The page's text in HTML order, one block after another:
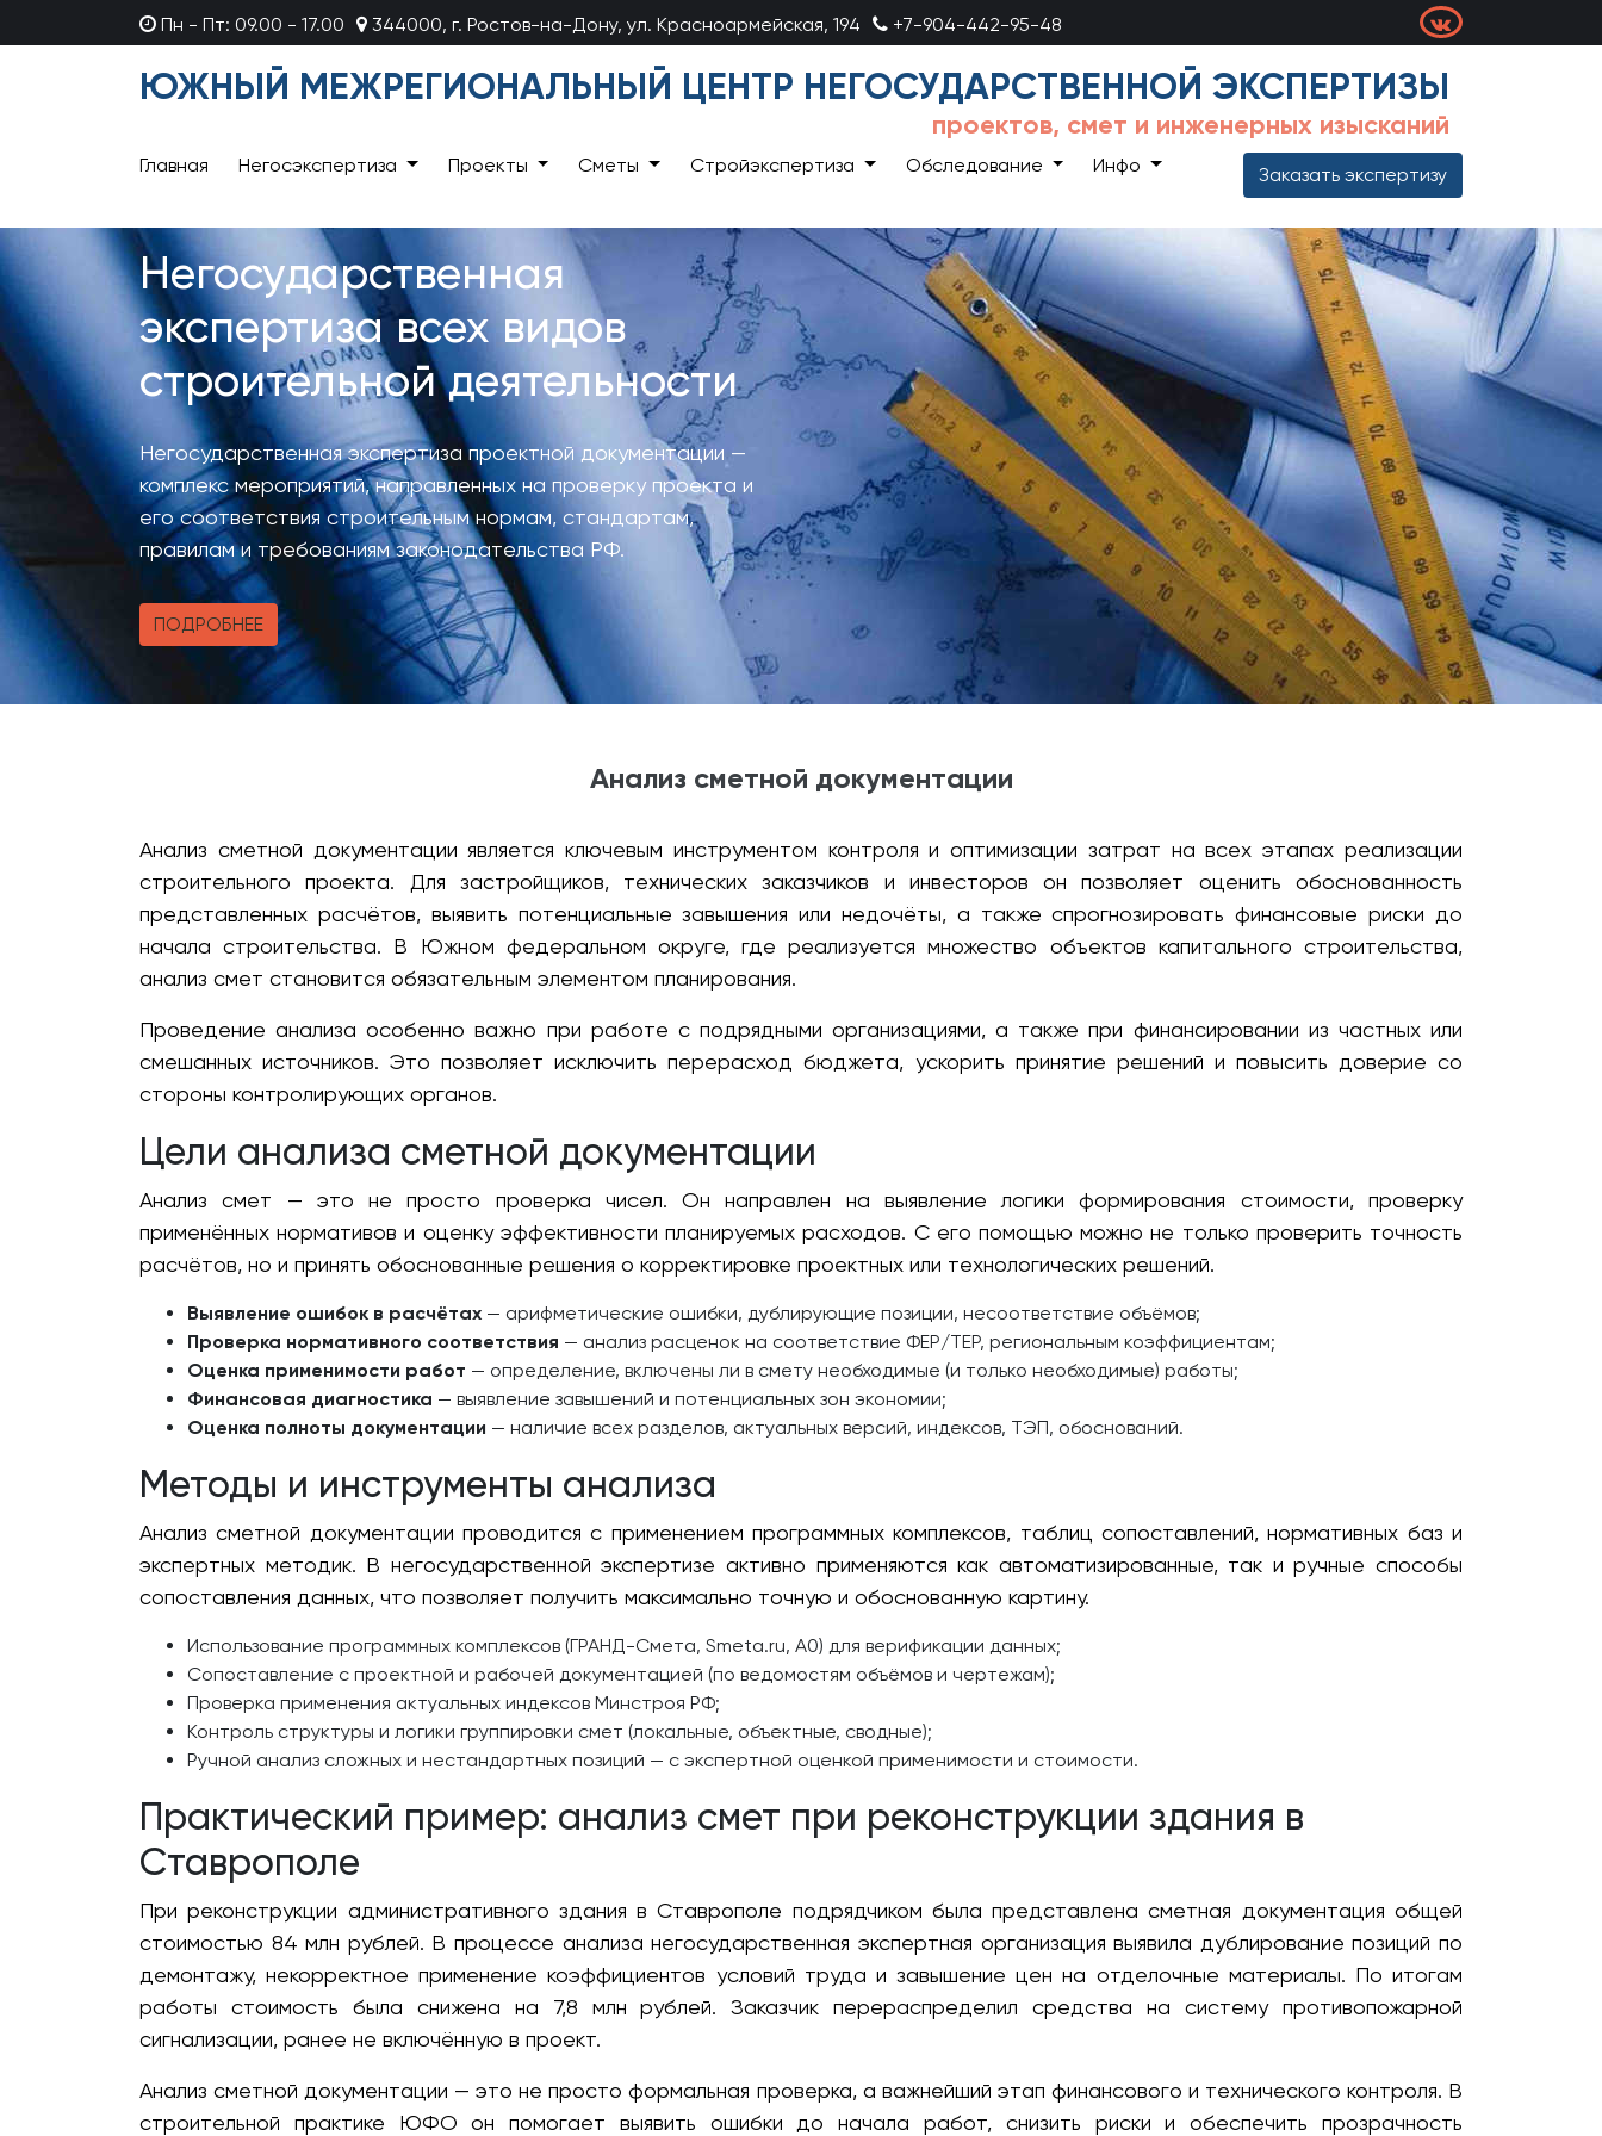
Пн - Пт: 09.00 - 17.00 344000, г. Ростов-на-Дону, ул. Красноармейская, 194 +7-904-442-95-48
ЮЖНЫЙ МЕЖРЕГИОНАЛЬНЫЙ ЦЕНТР НЕГОСУДАРСТВЕННОЙ ЭКСПЕРТИЗЫ
проектов, смет и инженерных изысканий
Главная Негосэкспертиза Проекты Сметы Стройэкспертиза Обследование Инфо Заказать экспертизу
Негосударственная
экспертиза всех видов
строительной деятельности
Негосударственная экспертиза проектной документации —
комплекс мероприятий, направленных на проверку проекта и
его соответствия строительным нормам, стандартам,
правилам и требованиям законодательства РФ.
ПОДРОБНЕЕ
Анализ сметной документации
Анализ сметной документации является ключевым инструментом контроля и оптимизации затрат на всех этапах реализации
строительного проекта. Для застройщиков, технических заказчиков и инвесторов он позволяет оценить обоснованность
представленных расчётов, выявить потенциальные завышения или недочёты, а также спрогнозировать финансовые риски до
начала строительства. В Южном федеральном округе, где реализуется множество объектов капитального строительства,
анализ смет становится обязательным элементом планирования.
Проведение анализа особенно важно при работе с подрядными организациями, а также при финансировании из частных или
смешанных источников. Это позволяет исключить перерасход бюджета, ускорить принятие решений и повысить доверие со
стороны контролирующих органов.
Цели анализа сметной документации
Анализ смет — это не просто проверка чисел. Он направлен на выявление логики формирования стоимости, проверку
применённых нормативов и оценку эффективности планируемых расходов. С его помощью можно не только проверить точность
расчётов, но и принять обоснованные решения о корректировке проектных или технологических решений.
Выявление ошибок в расчётах — арифметические ошибки, дублирующие позиции, несоответствие объёмов;
Проверка нормативного соответствия — анализ расценок на соответствие ФЕР/ТЕР, региональным коэффициентам;
Оценка применимости работ — определение, включены ли в смету необходимые (и только необходимые) работы;
Финансовая диагностика — выявление завышений и потенциальных зон экономии;
Оценка полноты документации — наличие всех разделов, актуальных версий, индексов, ТЭП, обоснований.
Методы и инструменты анализа
Анализ сметной документации проводится с применением программных комплексов, таблиц сопоставлений, нормативных баз и
экспертных методик. В негосударственной экспертизе активно применяются как автоматизированные, так и ручные способы
сопоставления данных, что позволяет получить максимально точную и обоснованную картину.
Использование программных комплексов (ГРАНД-Смета, Smeta.ru, А0) для верификации данных;
Сопоставление с проектной и рабочей документацией (по ведомостям объёмов и чертежам);
Проверка применения актуальных индексов Минстроя РФ;
Контроль структуры и логики группировки смет (локальные, объектные, сводные);
Ручной анализ сложных и нестандартных позиций — с экспертной оценкой применимости и стоимости.
Практический пример: анализ смет при реконструкции здания в
Ставрополе
При реконструкции административного здания в Ставрополе подрядчиком была представлена сметная документация общей
стоимостью 84 млн рублей. В процессе анализа негосударственная экспертная организация выявила дублирование позиций по
демонтажу, некорректное применение коэффициентов условий труда и завышение цен на отделочные материалы. По итогам
работы стоимость была снижена на 7,8 млн рублей. Заказчик перераспределил средства на систему противопожарной
сигнализации, ранее не включённую в проект.
Анализ сметной документации — это не просто формальная проверка, а важнейший этап финансового и технического контроля. В
строительной практике ЮФО он помогает выявить ошибки до начала работ, снизить риски и обеспечить прозрачность